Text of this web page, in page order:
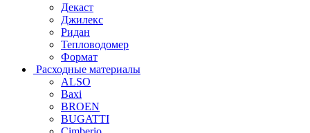
Декаст
Джилекс
Ридан
Тепловодомер
Формат
Расходные материалы
ALSO
Baxi
BROEN
BUGATTI